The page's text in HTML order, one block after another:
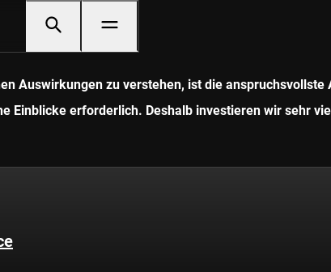
Auswirkungen zu verstehen, ist die
Einblicke erforderlich. Deshalb investieren wir sehr